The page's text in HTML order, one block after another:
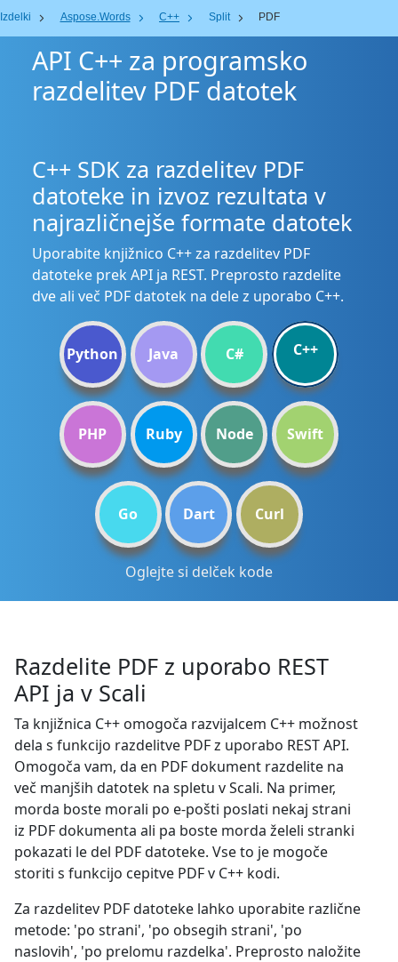
Izdelki Aspose.Words C++ Split PDF
API C++ za programsko
razdelitev PDF datotek
C++ SDK za razdelitev PDF
datoteke in izvoz rezultata v
najrazličnejše formate datotek
Uporabite knjižnico C++ za razdelitev PDF
datoteke prek API ja REST. Preprosto razdelite
dve ali več PDF datotek na dele z uporabo C++.
Python Java C# C++
PHP Ruby Node Swift
Go Dart Curl
Oglejte si delček kode
Razdelite PDF z uporabo REST
API ja v Scali
Ta knjižnica C++ omogoča razvijalcem C++ možnost
dela s funkcijo razdelitve PDF z uporabo REST API.
Omogoča vam, da en PDF dokument razdelite na
več manjših datotek na spletu v Scali. Na primer,
morda boste morali po e-pošti poslati nekaj strani
iz PDF dokumenta ali pa boste morda želeli stranki
pokazati le del PDF datoteke. Vse to je mogoče
storiti s funkcijo cepitve PDF v C++ kodi.
Za razdelitev PDF datoteke lahko uporabite različne
metode: 'po strani', 'po obsegih strani', 'po
naslovih', 'po prelomu razdelka'. Preprosto naložite